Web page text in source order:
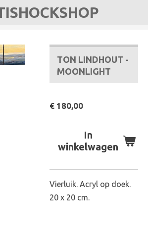
TON LINDHOUT -
MOONLIGHT
€ 180,00
In
winkelwagen
Vierluik. Acryl op doek.
20 x 20 cm.